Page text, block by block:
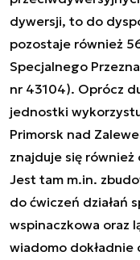
dywersji, to do
pozostaje również
Specjalnego
nr 43104). Oprócz
jednostki
Primorsk nad
znajduje się
Jest tam m.in.
do ćwiczeń działań
wspinaczkowa oraz
wiadomo